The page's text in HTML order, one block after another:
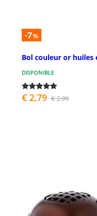
-7%
Bol couleur or huiles
DISPONIBLE
€ 2,79 € 2,99